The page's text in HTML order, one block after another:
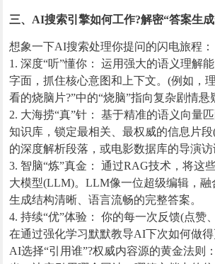
三、AI搜索引擎如何工作?解密“答案生
想象一下AI搜索处理你提问的闪电旅程：
1. 深度“听”懂你： 运用强大的语义理解
字面，抓住核心意图和上下文。(例如，
看的烧脑片?”中的“烧脑”指向复杂剧情悬
2. 大海捞“真”针： 基于精准的语义向量
知识库，锁定最相关、最权威的信息片
的深度解析段落，或电影数据库的导演访
3. 智脑“炼”真金： 通过RAG技术，将这
大模型(LLM)。LLM像一位超级编辑，融
生成结构清晰、语言流畅的完整答案。
4. 持续“优”体验： 你的每一次反馈(点赞
在通过强化学习默默教导AI下次如何做得
AI选择“引用谁”?权威内容源的黄金法则：